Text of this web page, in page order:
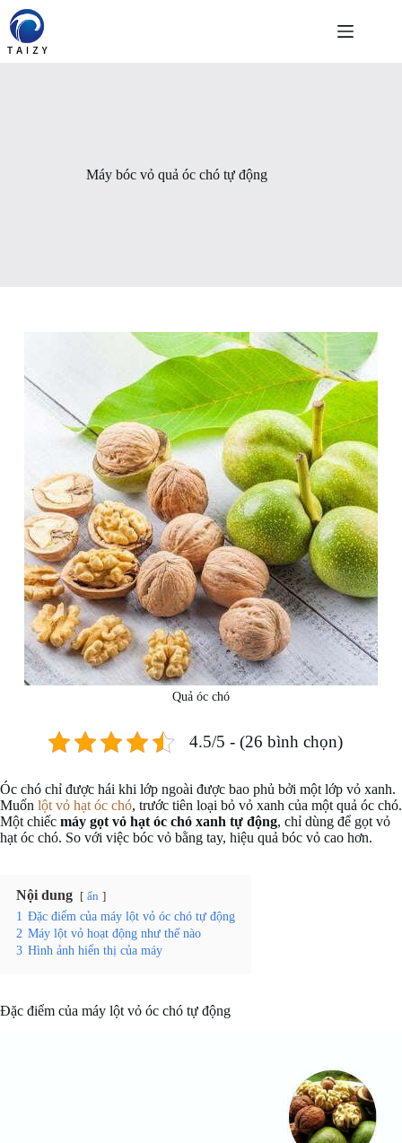
Chuyển
đến
phần
nội
Máy bóc vỏ quả óc chó tự động
Quả óc chó
4.5/5 - (26 bình chọn)
Óc chó chỉ được hái khi lớp ngoài được bao phủ bởi một lớp vỏ xanh.
Muốn lột vỏ hạt óc chó, trước tiên loại bỏ vỏ xanh của một quả óc chó.
Một chiếc máy gọt vỏ hạt óc chó xanh tự động, chỉ dùng để gọt vỏ
hạt óc chó. So với việc bóc vỏ bằng tay, hiệu quả bóc vỏ cao hơn.
Nội dung ẩn
1 Đặc điểm của máy lột vỏ óc chó tự động
2 Máy lột vỏ hoạt động như thế nào
3 Hình ảnh hiển thị của máy
Đặc điểm của máy lột vỏ óc chó tự động